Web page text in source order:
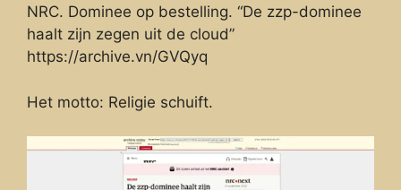
NRC. Dominee op bestelling. “De zzp-dominee
haalt zijn zegen uit de cloud”
https://archive.vn/GVQyq
Het motto: Religie schuift.